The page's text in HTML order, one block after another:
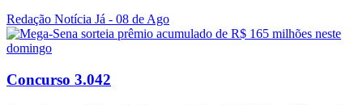
Redação Notícia Já - 08 de Ago
Concurso 3.042